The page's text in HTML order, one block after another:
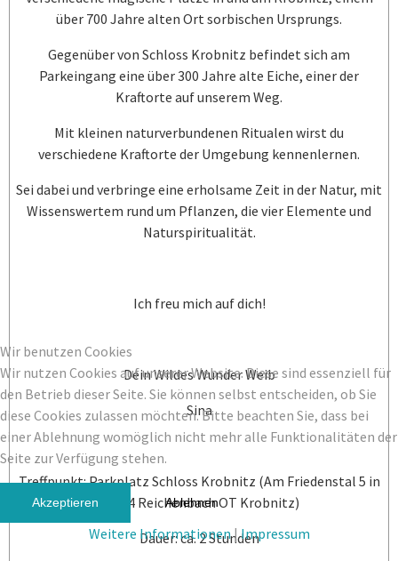
über 700 Jahre alten Ort sorbischen Ursprungs.
Gegenüber von Schloss Krobnitz befindet sich am
Parkeingang eine über 300 Jahre alte Eiche, einer der
Kraftorte auf unserem Weg.
Mit kleinen naturverbundenen Ritualen wirst du
verschiedene Kraftorte der Umgebung kennenlernen.
Sei dabei und verbringe eine erholsame Zeit in der Natur, mit
Wissenswertem rund um Pflanzen, die vier Elemente und
Naturspiritualität.
Ich freu mich auf dich!
Dein Wildes Wunder Weib
Sina
Treffpunkt: Parkplatz Schloss Krobnitz (Am Friedenstal 5 in
02894 Reichenbach OT Krobnitz)
Dauer: ca. 2 Stunden
Wir benutzen Cookies
Wir nutzen Cookies auf unserer Website. Diese sind essenziell für
den Betrieb dieser Seite. Sie können selbst entscheiden, ob Sie
diese Cookies zulassen möchten. Bitte beachten Sie, dass bei
einer Ablehnung womöglich nicht mehr alle Funktionalitäten der
Seite zur Verfügung stehen.
Akzeptieren Ablehnen
Weitere Informationen|Impressum